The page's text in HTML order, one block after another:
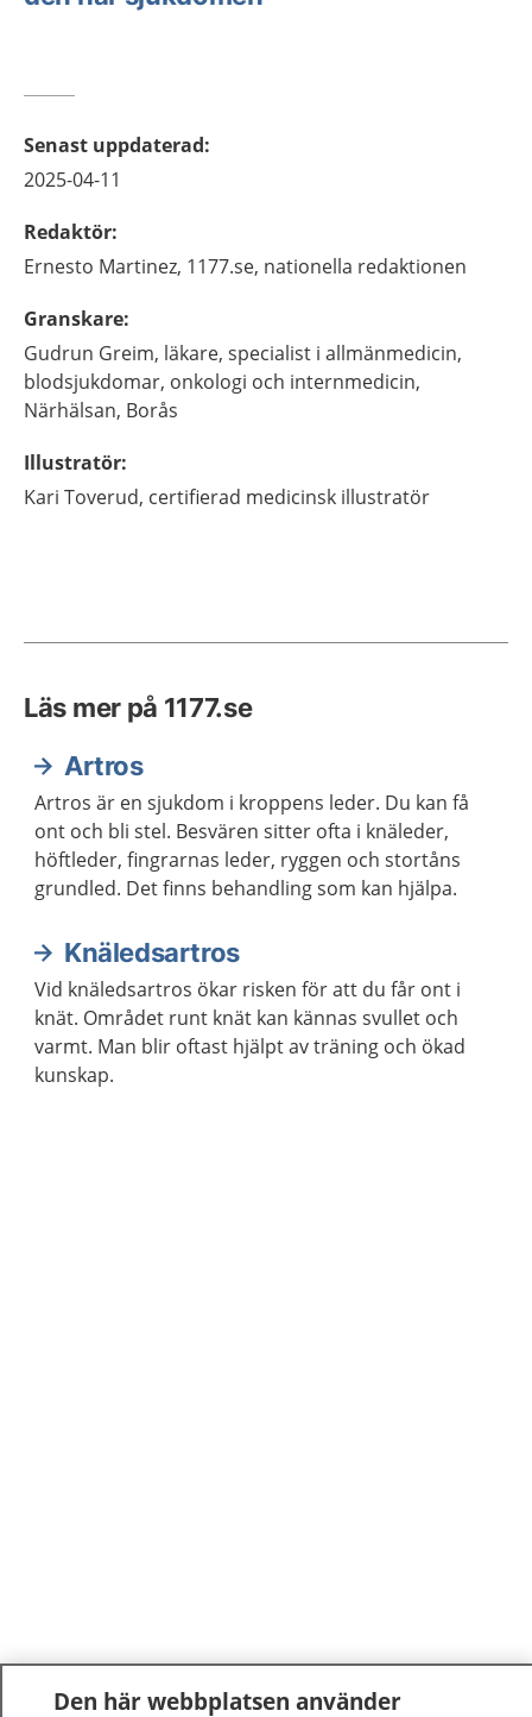
Senast uppdaterad:
2025-04-11
Redaktör:
Ernesto Martinez, 1177.se, nationella redaktionen
Granskare:
Gudrun Greim, läkare, specialist i allmänmedicin,
blodsjukdomar, onkologi och internmedicin,
Närhälsan, Borås
Illustratör:
Kari Toverud, certifierad medicinsk illustratör
Läs mer på 1177.se
Artros
Artros är en sjukdom i kroppens leder. Du kan få
ont och bli stel. Besvären sitter ofta i knäleder,
höftleder, fingrarnas leder, ryggen och stortåns
grundled. Det finns behandling som kan hjälpa.
Knäledsartros
Vid knäledsartros ökar risken för att du får ont i
knät. Området runt knät kan kännas svullet och
varmt. Man blir oftast hjälpt av träning och ökad
kunskap.
Den här webbplatsen använder